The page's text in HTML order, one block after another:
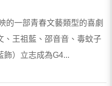
的一部青春文藝類型的喜劇
、王祖藍、邵音音、毒蚊子
飾）立志成為G4...